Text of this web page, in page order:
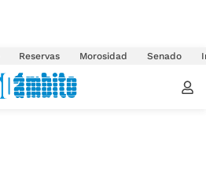
Reservas Morosidad Senado